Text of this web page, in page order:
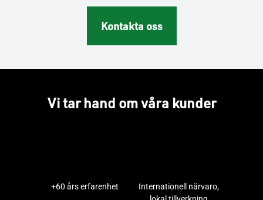
Kontakta oss
Vi tar hand om våra kunder
+60 års erfarenhet
Internationell närvaro,